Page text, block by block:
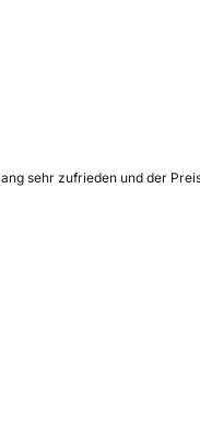
sehr zufrieden und der